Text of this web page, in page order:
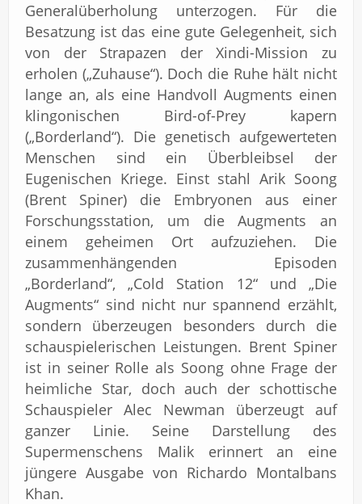
Generalüberholung unterzogen. Für die
Besatzung ist das eine gute Gelegenheit, sich
von der Strapazen der Xindi-Mission zu
erholen („Zuhause“). Doch die Ruhe hält nicht
lange an, als eine Handvoll Augments einen
klingonischen Bird-of-Prey kapern
(„Borderland“). Die genetisch aufgewerteten
Menschen sind ein Überbleibsel der
Eugenischen Kriege. Einst stahl Arik Soong
(Brent Spiner) die Embryonen aus einer
Forschungsstation, um die Augments an
einem geheimen Ort aufzuziehen. Die
zusammenhängenden Episoden
„Borderland“, „Cold Station 12“ und „Die
Augments“ sind nicht nur spannend erzählt,
sondern überzeugen besonders durch die
schauspielerischen Leistungen. Brent Spiner
ist in seiner Rolle als Soong ohne Frage der
heimliche Star, doch auch der schottische
Schauspieler Alec Newman überzeugt auf
ganzer Linie. Seine Darstellung des
Supermenschens Malik erinnert an eine
jüngere Ausgabe von Richardo Montalbans
Khan.